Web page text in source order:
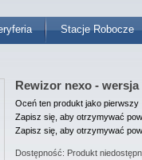
Stacje Robocze
Rewizor nexo -
Oceń ten produkt jako pierwszy
Zapisz się, aby otrzymywać
Zapisz się, aby otrzymywać
Dostępność: Produkt